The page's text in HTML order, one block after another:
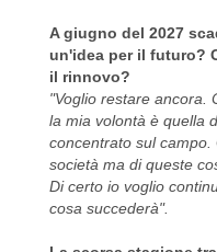
A giugno del 2027
un'idea per il futuro?
il rinnovo?
"Voglio restare ancora.
la mia volontà è quella
concentrato sul
società ma di queste
Di certo io voglio
cosa succederà".